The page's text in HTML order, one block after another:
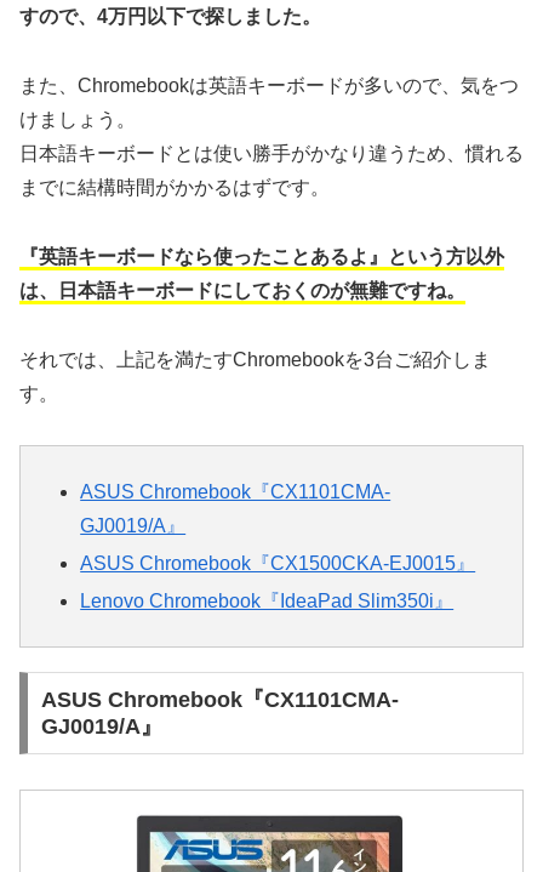
すので、4万円以下で探しました。
また、Chromebookは英語キーボードが多いので、気をつ
けましょう。
日本語キーボードとは使い勝手がかなり違うため、慣れる
までに結構時間がかかるはずです。
『英語キーボードなら使ったことあるよ』という方以外
は、日本語キーボードにしておくのが無難ですね。
それでは、上記を満たすChromebookを3台ご紹介しま
す。
ASUS Chromebook『CX1101CMA-
GJ0019/A』
ASUS Chromebook『CX1500CKA-EJ0015』
Lenovo Chromebook『IdeaPad Slim350i』
ASUS Chromebook『CX1101CMA-
GJ0019/A』